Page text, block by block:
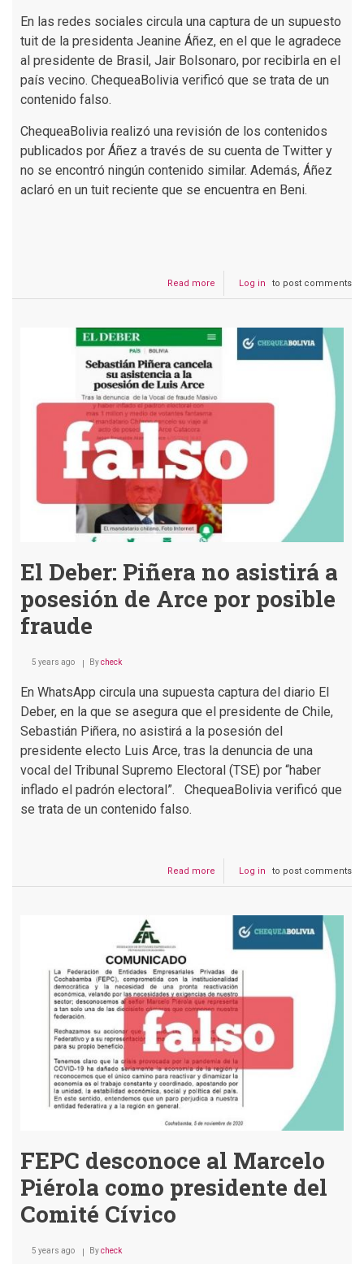
En las redes sociales circula una captura de un supuesto
tuit de la presidenta Jeanine Áñez, en el que le agradece
al presidente de Brasil, Jair Bolsonaro, por recibirla en el
país vecino. ChequeaBolivia verificó que se trata de un
contenido falso.
ChequeaBolivia realizó una revisión de los contenidos
publicados por Áñez a través de su cuenta de Twitter y
no se encontró ningún contenido similar. Además, Áñez
aclaró en un tuit reciente que se encuentra en Beni.
Read more
Áñez
Bolsonaro
Log in to post comments
El Deber: Piñera no asistirá a
posesión de Arce por posible
fraude
5 years ago Bycheck
En WhatsApp circula una supuesta captura del diario El
Deber, en la que se asegura que el presidente de Chile,
Sebastián Piñera, no asistirá a la posesión del
presidente electo Luis Arce, tras la denuncia de una
vocal del Tribunal Supremo Electoral (TSE) por “haber
inflado el padrón electoral”. ChequeaBolivia verificó que
se trata de un contenido falso.
Read more
El
asistirá
posesión
de
Arce
por
posible
fraude
Log in to post comments
FEPC desconoce al Marcelo
Piérola como presidente del
Comité Cívico
5 years ago Bycheck